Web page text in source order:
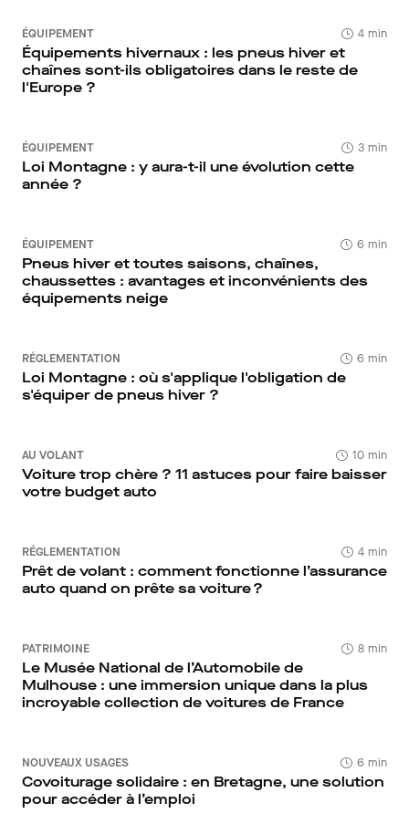
ÉQUIPEMENT 4 min
Équipements hivernaux : les pneus hiver et
chaînes sont-ils obligatoires dans le reste de
l'Europe ?
ÉQUIPEMENT 3 min
Loi Montagne : y aura-t-il une évolution cette
année ?
ÉQUIPEMENT 6 min
Pneus hiver et toutes saisons, chaînes,
chaussettes : avantages et inconvénients des
équipements neige
RÉGLEMENTATION 6 min
Loi Montagne : où s'applique l'obligation de
s'équiper de pneus hiver ?
AU VOLANT 10 min
Voiture trop chère ? 11 astuces pour faire baisser
votre budget auto
RÉGLEMENTATION 4 min
Prêt de volant : comment fonctionne l’assurance
auto quand on prête sa voiture ?
PATRIMOINE 8 min
Le Musée National de l’Automobile de
Mulhouse : une immersion unique dans la plus
incroyable collection de voitures de France
NOUVEAUX USAGES 6 min
Covoiturage solidaire : en Bretagne, une solution
pour accéder à l’emploi